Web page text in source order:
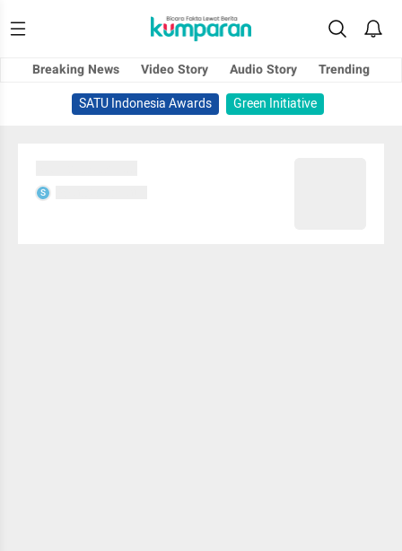
Breaking News Video Story Audio Story
Trending
SATU Indonesia Awards
Green Initiative
S